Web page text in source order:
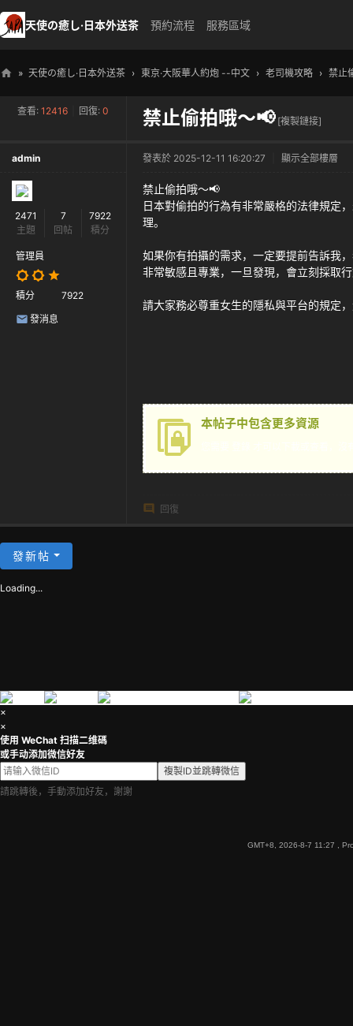
天使の癒し·日本外送茶 預約流程 服務區域
癒
» 天使の癒し·日本外送茶 › 東京·大阪華人約炮 --中文 › 老司機攻略 › 禁止
查看: 12416 回復: 0 禁止偷拍哦～📢 [複製鏈接]
admin
2471
主題
7
回帖
7922
積分
管理員
積分 7922
發消息
發表於 2025-12-11 16:20:27 顯示全部樓層
禁止偷拍哦～📢
日本對偷拍的行為有非常嚴格的法律規定
理。
如果你有拍攝的需求，一定要提前告訴我
非常敏感且專業，一旦發現，會立刻採取
請大家務必尊重女生的隱私與平台的規定
本帖子中包含更多資源
回復
發新帖
Loading...
×
×
使用 WeChat 扫描二维碼
或手动添加微信好友
複製ID並跳轉微信
請跳轉後，手動添加好友，謝謝
GMT+8, 2026-8-7 11:27 ,